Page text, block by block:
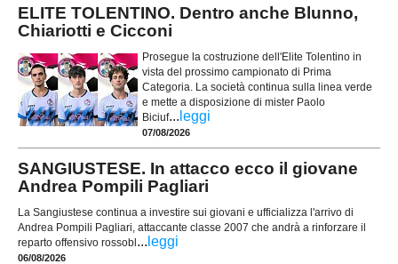
ELITE TOLENTINO. Dentro anche Blunno,
Chiariotti e Cicconi
Prosegue la costruzione dell'Elite Tolentino in
vista del prossimo campionato di Prima
Categoria. La società continua sulla linea verde
e mette a disposizione di mister Paolo
Biciuf... leggi
07/08/2026
SANGIUSTESE. In attacco ecco il giovane
Andrea Pompili Pagliari
La Sangiustese continua a investire sui giovani e ufficializza l'arrivo di
Andrea Pompili Pagliari, attaccante classe 2007 che andrà a rinforzare il
reparto offensivo rossobl... leggi
06/08/2026